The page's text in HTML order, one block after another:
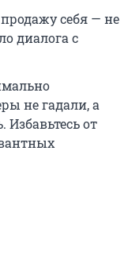
себя — не
диалога с
не гадали, а
Избавьтесь от